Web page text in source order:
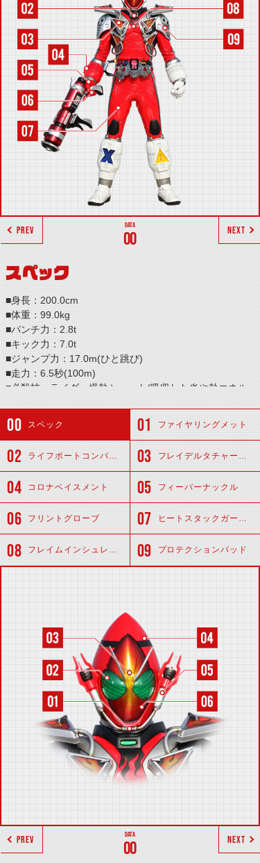
00
PREV NEXT
スペック
■身長：200.0cm
■体重：99.0kg
■パンチ力：2.8t
■キック力：7.0t
■ジャンプ力：17.0m(ひと跳び)
■走力：6.5秒(100m)
■必殺技：ライダー爆熱シュート(吸収した炎や熱エネル
スペック ファイヤリングメット
ライフポートコンバーター フレイデルタチャージャー
コロナベイスメント フィーバーナックル
フリントグローブ ヒートスタックガーメント
フレイムインシュレーター プロテクションパッド
00
PREV NEXT